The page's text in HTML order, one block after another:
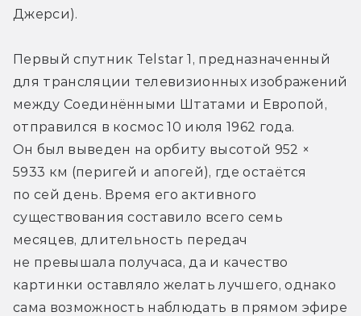
Джерси).
Первый спутник Telstar 1, предназначенный
для трансляции телевизионных изображений
между Соединёнными Штатами и Европой,
отправился в космос 10 июля 1962 года.
Он был выведен на орбиту высотой 952 ×
5933 км (перигей и апогей), где остаётся
по сей день. Время его активного
существования составило всего семь
месяцев, длительность передач
не превышала получаса, да и качество
картинки оставляло желать лучшего, однако
сама возможность наблюдать в прямом эфире